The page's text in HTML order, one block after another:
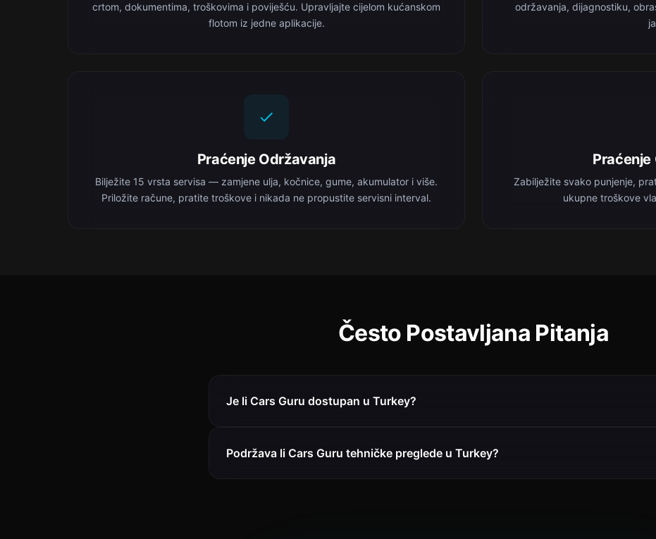
crtom, dokumentima, troškovima i poviješću. Upravljajte cijelom kućanskom
flotom iz jedne aplikacije.
održavanja, dijagnostiku,
Praćenje Održavanja
Bilježite 15 vrsta servisa — zamjene ulja, kočnice, gume, akumulator i više.
Priložite račune, pratite troškove i nikada ne propustite servisni interval.
Praćenje
Zabilježite svako punjenje,
ukupne troškove
Često Postavljana Pitanja
Je li Cars Guru dostupan u Turkey?
Podržava li Cars Guru tehničke preglede u Turkey?